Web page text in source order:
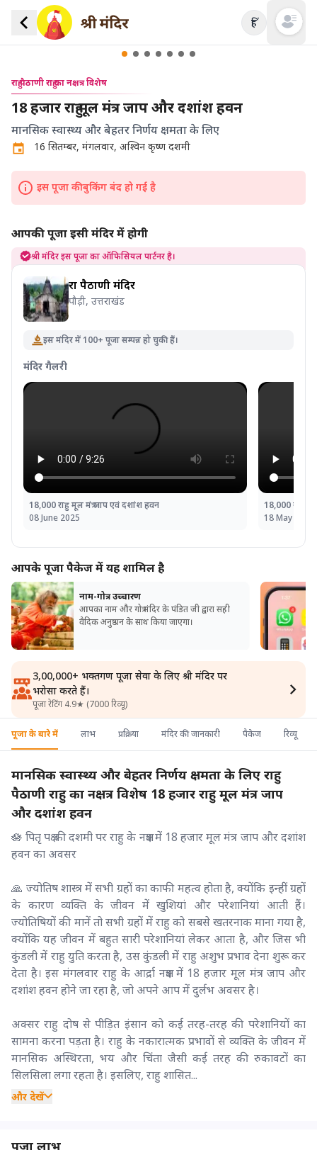
हिं Open
राहु पैठाणी राहु का नक्षत्र विशेष
18 हजार राहु मूल मंत्र जाप और दशांश हवन
मानसिक स्वास्थ्य और बेहतर निर्णय क्षमता के लिए
16 सितम्बर, मंगलवार, अश्विन कृष्ण दशमी
इस पूजा की बुकिंग बंद हो गई है
आपकी पूजा इसी मंदिर में होगी
श्री मंदिर इस पूजा का ऑफिसियल पार्टनर है।
राहु पैठाणी मंदिर
पौड़ी, उत्तराखंड
इस मंदिर में 100+ पूजा सम्पन्न हो चुकी हैं।
मंदिर गैलरी
18,000 राहु मूल मंत्र जाप एवं दशांश हवन
08 June 2025
18,000 राहु
18 May 2025
आपके पूजा पैकेज में यह शामिल है
नाम-गोत्र उच्चारण
आपका नाम और गोत्र मंदिर के पंडित जी द्वारा सही
वैदिक अनुष्ठान के साथ किया जाएगा।
3,00,000+ भक्तगण पूजा सेवा के लिए श्री मंदिर पर
भरोसा करते हैं।
पूजा रेटिंग 4.9★ (7000 रिव्यू)
पूजा के बारे में लाभ प्रक्रिया मंदिर की जानकारी पैकेज रिव्यू
मानसिक स्वास्थ्य और बेहतर निर्णय क्षमता के लिए राहु
पैठाणी राहु का नक्षत्र विशेष 18 हजार राहु मूल मंत्र जाप
और दशांश हवन
🪷 पितृ पक्ष की दशमी पर राहु के नक्षत्र में 18 हजार मूल मंत्र जाप और दशांश
हवन का अवसर
🙏 ज्योतिष शास्त्र में सभी ग्रहों का काफी महत्व होता है, क्योंकि इन्हीं ग्रहों
के कारण व्यक्ति के जीवन में खुशियां और परेशानियां आती हैं।
ज्योतिषियों की मानें तो सभी ग्रहों में राहु को सबसे खतरनाक माना गया है,
क्योंकि यह जीवन में बहुत सारी परेशानियां लेकर आता है, और जिस भी
कुंडली में राहु युति करता है, उस कुंडली में राहु अशुभ प्रभाव देना शुरू कर
देता है। इस मंगलवार राहु के आर्द्रा नक्षत्र में 18 हजार मूल मंत्र जाप और
दशांश हवन होने जा रहा है, जो अपने आप में दुर्लभ अवसर है।
अक्सर राहु दोष से पीड़ित इंसान को कई तरह-तरह की परेशानियों का
सामना करना पड़ता है। राहु के नकारात्मक प्रभावों से व्यक्ति के जीवन में
मानसिक अस्थिरता, भय और चिंता जैसी कई तरह की रुकावटों का
सिलसिला लगा रहता है। इसलिए, राहु शासित...
और देखें
पूजा लाभ